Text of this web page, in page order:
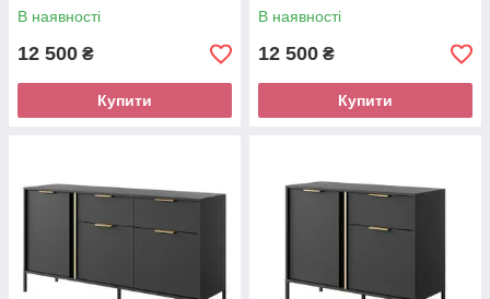
В наявності
12 500 ₴
Купити
В наявності
12 500 ₴
Купити